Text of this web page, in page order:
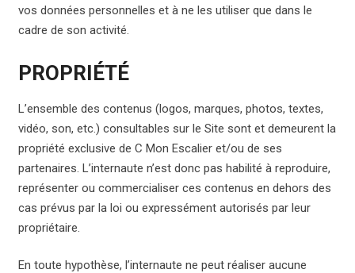
vos données personnelles et à ne les utiliser que dans le
cadre de son activité.
PROPRIÉTÉ
L’ensemble des contenus (logos, marques, photos, textes,
vidéo, son, etc.) consultables sur le Site sont et demeurent la
propriété exclusive de C Mon Escalier et/ou de ses
partenaires. L’internaute n’est donc pas habilité à reproduire,
représenter ou commercialiser ces contenus en dehors des
cas prévus par la loi ou expressément autorisés par leur
propriétaire.
En toute hypothèse, l’internaute ne peut réaliser aucune